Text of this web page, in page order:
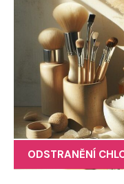
ODSTRANĚNÍ